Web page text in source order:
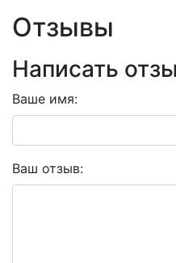
Отзывы
Написать
Ваше имя:
Ваш отзыв: